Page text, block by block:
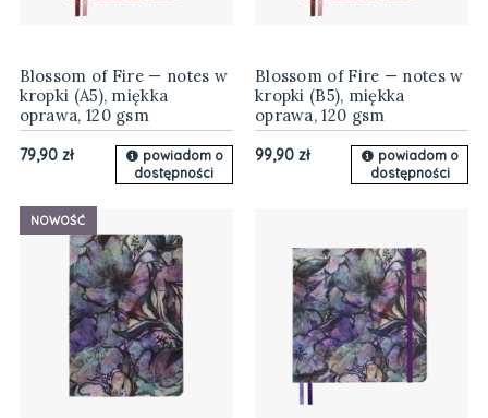
Blossom of Fire — notes w
kropki (A5), miękka
oprawa, 120 gsm
79,90 zł
powiadom o
dostępności
Blossom of Fire — notes w
kropki (B5), miękka
oprawa, 120 gsm
99,90 zł
powiadom o
dostępności
NOWOŚĆ